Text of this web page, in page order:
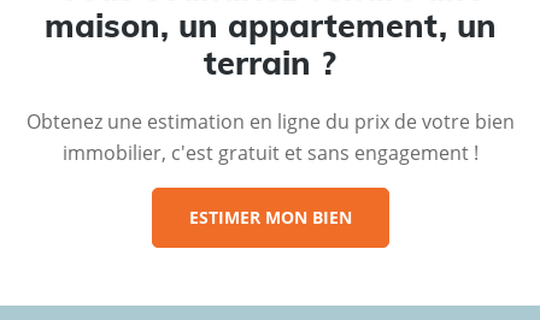
maison, un appartement, un
terrain ?
Obtenez une estimation en ligne du prix de votre bien
immobilier, c'est gratuit et sans engagement !
ESTIMER MON BIEN